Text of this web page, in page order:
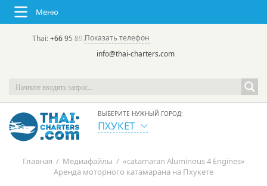
Меню
Thai:+66 95 892 7646(rus/eng) | в России:
Показать телефон
info@thai-charters.com
ВЫБЕРИТЕ НУЖНЫЙ ГОРОД:
ПХУКЕТ
Главная / Медиафайлы / «catamaran Aluminous 4 Engines»
Аренда моторного катамарана на Пхукете